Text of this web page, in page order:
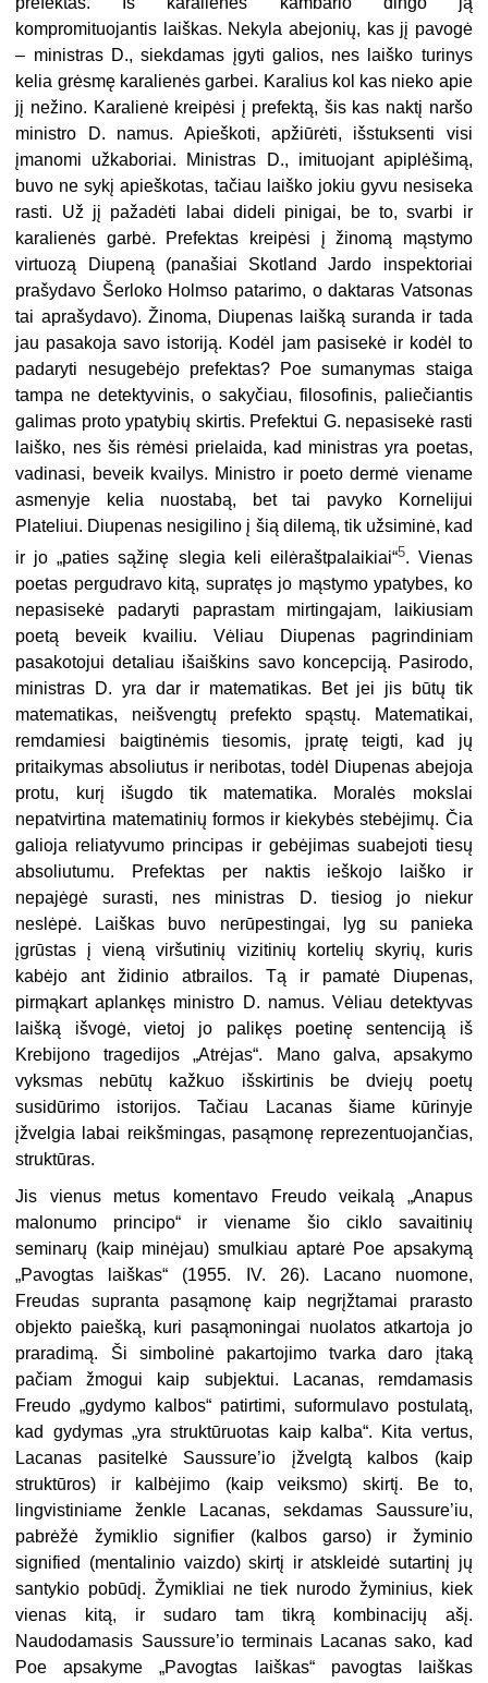
kompromituojantis laiškas. Nekyla abejonių, kas jį pavogė
– ministras D., siekdamas įgyti galios, nes laiško turinys
kelia grėsmę karalienės garbei. Karalius kol kas nieko apie
jį nežino. Karalienė kreipėsi į prefektą, šis kas naktį naršo
ministro D. namus. Apieškoti, apžiūrėti, išstuksenti visi
įmanomi užkaboriai. Ministras D., imituojant apiplėšimą,
buvo ne sykį apieškotas, tačiau laiško jokiu gyvu nesiseka
rasti. Už jį pažadėti labai dideli pinigai, be to, svarbi ir
karalienės garbė. Prefektas kreipėsi į žinomą mąstymo
virtuozą Diupeną (panašiai Skotland Jardo inspektoriai
prašydavo Šerloko Holmso patarimo, o daktaras Vatsonas
tai aprašydavo). Žinoma, Diupenas laišką suranda ir tada
jau pasakoja savo istoriją. Kodėl jam pasisekė ir kodėl to
padaryti nesugebėjo prefektas? Poe sumanymas staiga
tampa ne detektyvinis, o sakyčiau, filosofinis, paliečiantis
galimas proto ypatybių skirtis. Prefektui G. nepasisekė rasti
laiško, nes šis rėmėsi prielaida, kad ministras yra poetas,
vadinasi, beveik kvailys. Ministro ir poeto dermė viename
asmenyje kelia nuostabą, bet tai pavyko Kornelijui
Plateliui. Diupenas nesigilino į šią dilemą, tik užsiminė, kad
ir jo „paties sąžinę slegia keli eilėraštpalaikiai“5. Vienas
poetas pergudravo kitą, supratęs jo mąstymo ypatybes, ko
nepasisekė padaryti paprastam mirtingajam, laikiusiam
poetą beveik kvailiu. Vėliau Diupenas pagrindiniam
pasakotojui detaliau išaiškins savo koncepciją. Pasirodo,
ministras D. yra dar ir matematikas. Bet jei jis būtų tik
matematikas, neišvengtų prefekto spąstų. Matematikai,
remdamiesi baigtinėmis tiesomis, įpratę teigti, kad jų
pritaikymas absoliutus ir neribotas, todėl Diupenas abejoja
protu, kurį išugdo tik matematika. Moralės mokslai
nepatvirtina matematinių formos ir kiekybės stebėjimų. Čia
galioja reliatyvumo principas ir gebėjimas suabejoti tiesų
absoliutumu. Prefektas per naktis ieškojo laiško ir
nepajėgė surasti, nes ministras D. tiesiog jo niekur
neslėpė. Laiškas buvo nerūpestingai, lyg su panieka
įgrūstas į vieną viršutinių vizitinių kortelių skyrių, kuris
kabėjo ant židinio atbrailos. Tą ir pamatė Diupenas,
pirmąkart aplankęs ministro D. namus. Vėliau detektyvas
laišką išvogė, vietoj jo palikęs poetinę sentenciją iš
Krebijono tragedijos „Atrėjas“. Mano galva, apsakymo
vyksmas nebūtų kažkuo išskirtinis be dviejų poetų
susidūrimo istorijos. Tačiau Lacanas šiame kūrinyje
įžvelgia labai reikšmingas, pasąmonę reprezentuojančias,
struktūras.
Jis vienus metus komentavo Freudo veikalą „Anapus
malonumo principo“ ir viename šio ciklo savaitinių
seminarų (kaip minėjau) smulkiau aptarė Poe apsakymą
„Pavogtas laiškas“ (1955. IV. 26). Lacano nuomone,
Freudas supranta pasąmonę kaip negrįžtamai prarasto
objekto paiešką, kuri pasąmoningai nuolatos atkartoja jo
praradimą. Ši simbolinė pakartojimo tvarka daro įtaką
pačiam žmogui kaip subjektui. Lacanas, remdamasis
Freudo „gydymo kalbos“ patirtimi, suformulavo postulatą,
kad gydymas „yra struktūruotas kaip kalba“. Kita vertus,
Lacanas pasitelkė Saussure’io įžvelgtą kalbos (kaip
struktūros) ir kalbėjimo (kaip veiksmo) skirtį. Be to,
lingvistiniame ženkle Lacanas, sekdamas Saussure’iu,
pabrėžė žymiklio signifier (kalbos garso) ir žyminio
signified (mentalinio vaizdo) skirtį ir atskleidė sutartinį jų
santykio pobūdį. Žymikliai ne tiek nurodo žyminius, kiek
vienas kitą, ir sudaro tam tikrą kombinacijų ašį.
Naudodamasis Saussure’io terminais Lacanas sako, kad
Poe apsakyme „Pavogtas laiškas“ pavogtas laiškas